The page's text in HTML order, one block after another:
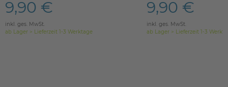
9,90 €
inkl. ges. MwSt.
ab Lager > Lieferzeit 1-3 Werktage
9,90 €
inkl. ges. MwSt.
ab Lager > Lieferzeit 1-3